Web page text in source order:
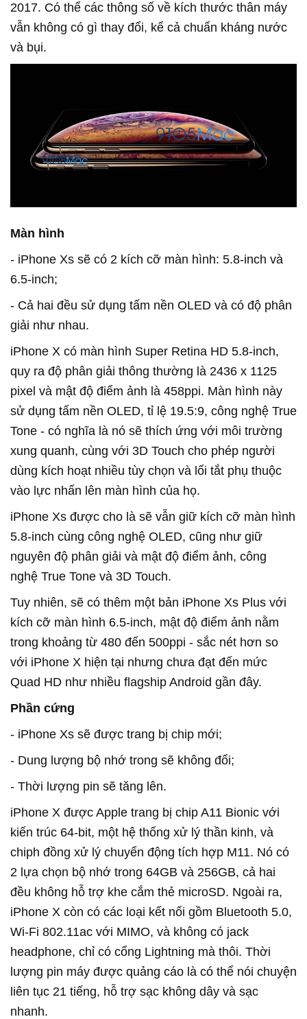
2017. Có thể các thông số về kích thước thân máy
vẫn không có gì thay đổi, kể cả chuẩn kháng nước
và bụi.
Màn hình
- iPhone Xs sẽ có 2 kích cỡ màn hình: 5.8-inch và
6.5-inch;
- Cả hai đều sử dụng tấm nền OLED và có độ phân
giải như nhau.
iPhone X có màn hình Super Retina HD 5.8-inch,
quy ra độ phân giải thông thường là 2436 x 1125
pixel và mật độ điểm ảnh là 458ppi. Màn hình này
sử dụng tấm nền OLED, tỉ lệ 19.5:9, công nghệ True
Tone - có nghĩa là nó sẽ thích ứng với môi trường
xung quanh, cùng với 3D Touch cho phép người
dùng kích hoạt nhiều tùy chọn và lối tắt phụ thuộc
vào lực nhấn lên màn hình của họ.
iPhone Xs được cho là sẽ vẫn giữ kích cỡ màn hình
5.8-inch cùng công nghệ OLED, cũng như giữ
nguyên độ phân giải và mật độ điểm ảnh, công
nghệ True Tone và 3D Touch.
Tuy nhiên, sẽ có thêm một bản iPhone Xs Plus với
kích cỡ màn hình 6.5-inch, mật độ điểm ảnh nằm
trong khoảng từ 480 đến 500ppi - sắc nét hơn so
với iPhone X hiện tại nhưng chưa đạt đến mức
Quad HD như nhiều flagship Android gần đây.
Phần cứng
- iPhone Xs sẽ được trang bị chip mới;
- Dung lượng bộ nhớ trong sẽ không đổi;
- Thời lượng pin sẽ tăng lên.
iPhone X được Apple trang bị chip A11 Bionic với
kiến trúc 64-bit, một hệ thống xử lý thần kinh, và
chiph đồng xử lý chuyển động tích hợp M11. Nó có
2 lựa chọn bộ nhớ trong 64GB và 256GB, cả hai
đều không hỗ trợ khe cắm thẻ microSD. Ngoài ra,
iPhone X còn có các loại kết nối gồm Bluetooth 5.0,
Wi-Fi 802.11ac với MIMO, và không có jack
headphone, chỉ có cổng Lightning mà thôi. Thời
lượng pin máy được quảng cáo là có thể nói chuyện
liên tục 21 tiếng, hỗ trợ sạc không dây và sạc
nhanh.